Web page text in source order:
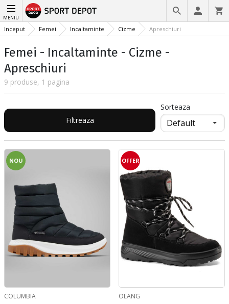
MENIU
Inceput Femei Incaltaminte Cizme Apreschiuri
Femei - Incaltaminte - Cizme -
Apreschiuri
9 produse, 1 pagina
Filtreaza
Sorteaza
NOU
COLUMBIA
OFFER
OLANG